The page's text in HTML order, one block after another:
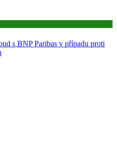
s BNP Paribas v případu proti